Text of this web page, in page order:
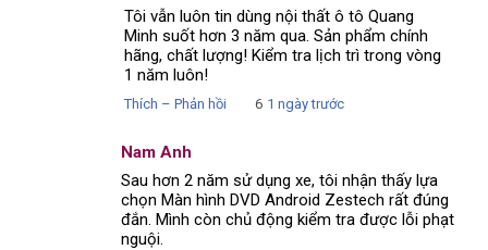
Tôi vẫn luôn tin dùng nội thất ô tô Quang
Minh suốt hơn 3 năm qua. Sản phẩm chính
hãng, chất lượng! Kiểm tra lịch trì trong vòng
1 năm luôn!
Thích – Phản hồi 6 1 ngày trước
Sau hơn 2 năm sử dụng xe, tôi nhận thấy lựa
chọn Màn hình DVD Android Zestech rất đúng
đắn. Mình còn chủ động kiểm tra được lỗi phạt
nguội.
Nam Anh